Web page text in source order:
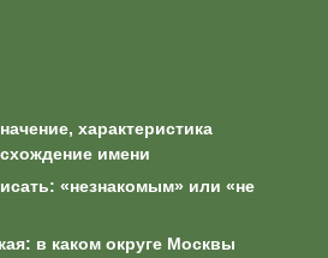
характеристика
имени
«незнакомым» или «не
в каком округе Москвы